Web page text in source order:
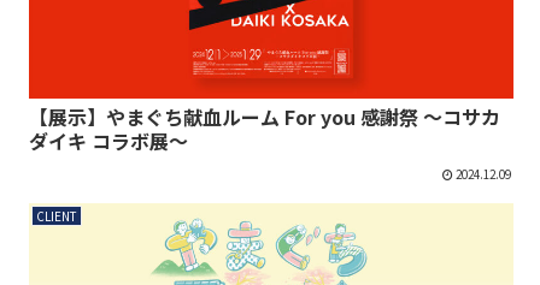
【展示】やまぐち献血ルーム For you 感謝祭 ～コサカ
ダイキ コラボ展～
2024.12.09
CLIENT